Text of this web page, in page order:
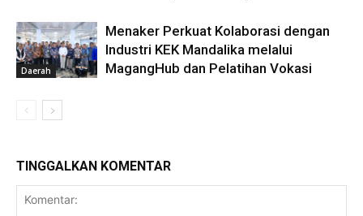
Daerah
Menaker Perkuat Kolaborasi dengan
Industri KEK Mandalika melalui
MagangHub dan Pelatihan Vokasi
TINGGALKAN KOMENTAR